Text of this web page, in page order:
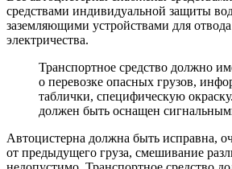
средствами индивидуальной защиты
заземляющими устройствами для отвода
электричества.
Транспортное средство должно
о перевозке опасных грузов,
таблички, специфическую
должен быть оснащен
Автоцистерна должна быть исправна,
от предыдущего груза, смешивание